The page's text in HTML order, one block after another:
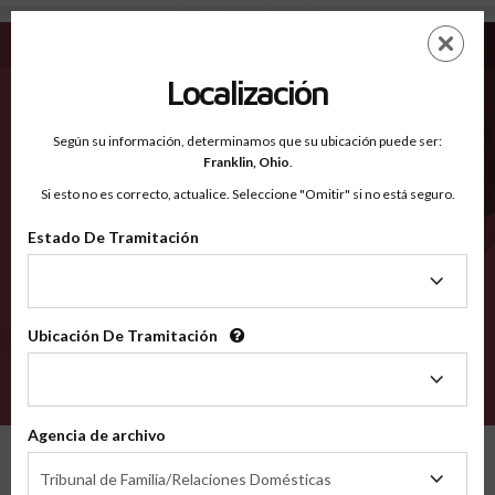
Kings CA - Condados Reconocidos
EN
Condados Reconocidos
2600
Localización
Según su información, determinamos que su ubicación puede ser:
Franklin, Ohio.
Si esto no es correcto, actualice. Seleccione "Omitir" si no está seguro.
Estado De Tramitación
Tramitación
Ubicación De Tramitación
Tramitación
Agencia de archivo
Tribunal de Familia/Relaciones Domésticas
de